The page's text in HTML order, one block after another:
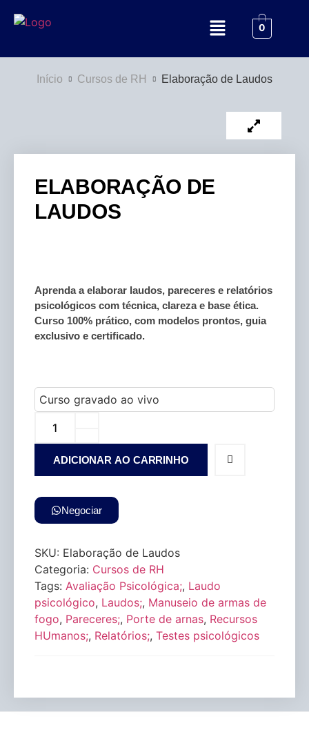
0
Início Cursos de RH Elaboração de Laudos
ELABORAÇÃO DE
LAUDOS
Aprenda a elaborar laudos, pareceres e relatórios
psicológicos com técnica, clareza e base ética.
Curso 100% prático, com modelos prontos, guia
exclusivo e certificado.
ADICIONAR AO CARRINHO
Negociar
SKU: Elaboração de Laudos
Categoria: Cursos de RH
Tags: Avaliação Psicológica;, Laudo
psicológico, Laudos;, Manuseio de armas de
fogo, Pareceres;, Porte de arnas, Recursos
HUmanos;, Relatórios;, Testes psicológicos